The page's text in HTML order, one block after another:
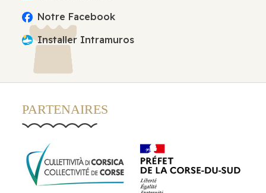
Notre Facebook
Installer Intramuros
PARTENAIRES